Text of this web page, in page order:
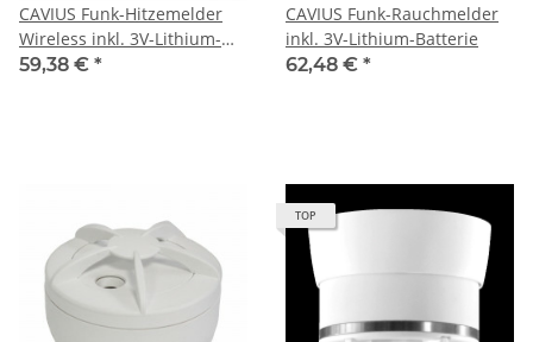
CAVIUS Funk-Hitzemelder
Wireless inkl. 3V-Lithium-
Batterie
59,38 € *
CAVIUS Funk-Rauchmelder
inkl. 3V-Lithium-Batterie
62,48 € *
TOP